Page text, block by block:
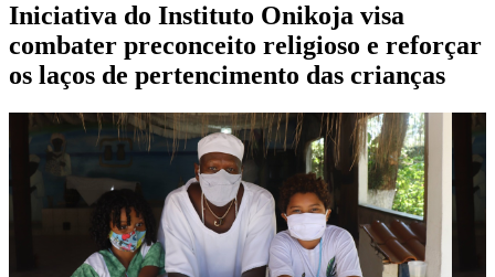
Iniciativa do Instituto Onikoja visa
combater preconceito religioso e reforçar
os laços de pertencimento das crianças